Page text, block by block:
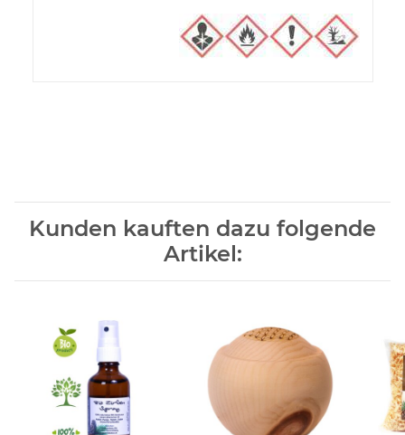
Kunden kauften dazu folgende
Artikel: